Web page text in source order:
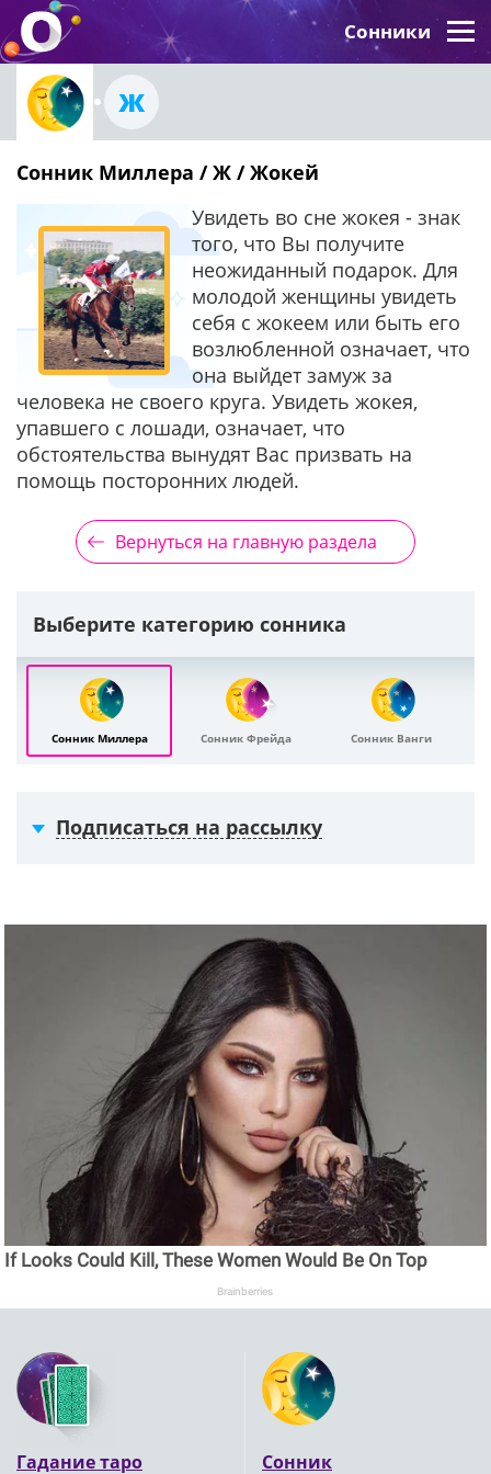
Сонники
Ж
Сонник Миллера / Ж / Жокей
Увидеть во сне жокея - знак
того, что Вы получите
неожиданный подарок. Для
молодой женщины увидеть
себя с жокеем или быть его
возлюбленной означает, что
она выйдет замуж за
человека не своего круга. Увидеть жокея,
упавшего с лошади, означает, что
обстоятельства вынудят Вас призвать на
помощь посторонних людей.
Вернуться на главную раздела
Выберите категорию сонника
Сонник Миллера Сонник Фрейда Сонник Ванги
Подписаться на рассылку
If Looks Could Kill, These Women Would Be On Top
Brainberries
Гадание таро Сонник